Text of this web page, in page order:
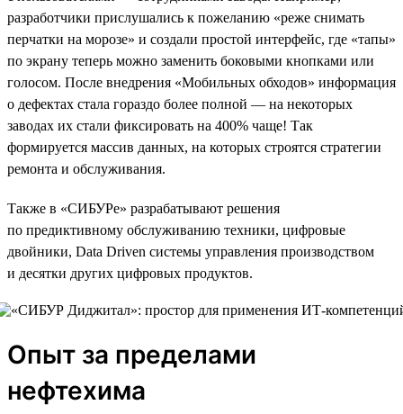
разработчики прислушались к пожеланию «реже снимать
перчатки на морозе» и создали простой интерфейс, где «тапы»
по экрану теперь можно заменить боковыми кнопками или
голосом. После внедрения «Мобильных обходов» информация
о дефектах стала гораздо более полной — на некоторых
заводах их стали фиксировать на 400% чаще! Так
формируется массив данных, на которых строятся стратегии
ремонта и обслуживания.
Также в «СИБУРе» разрабатывают решения
по предиктивному обслуживанию техники, цифровые
двойники, Data Driven системы управления производством
и десятки других цифровых продуктов.
Опыт за пределами
нефтехима